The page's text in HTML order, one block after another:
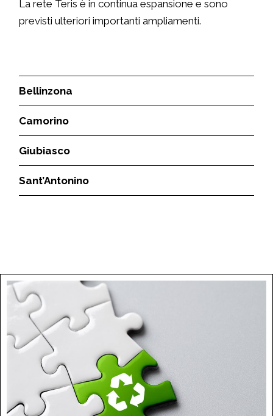
La rete Teris è in continua espansione e sono
previsti ulteriori importanti ampliamenti.
Bellinzona
Camorino
Giubiasco
Sant’Antonino